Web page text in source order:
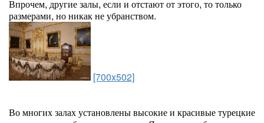
Впрочем, другие залы, если и отстают от этого, то только
размерами, но никак не убранством.
[700x502]
Во многих залах установлены высокие и красивые турецкие